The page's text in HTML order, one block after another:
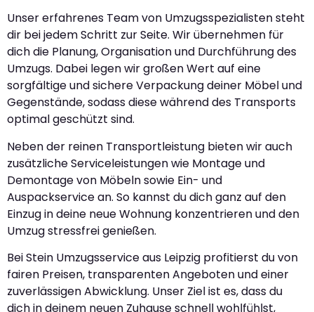
Unser erfahrenes Team von Umzugsspezialisten steht
dir bei jedem Schritt zur Seite. Wir übernehmen für
dich die Planung, Organisation und Durchführung des
Umzugs. Dabei legen wir großen Wert auf eine
sorgfältige und sichere Verpackung deiner Möbel und
Gegenstände, sodass diese während des Transports
optimal geschützt sind.
Neben der reinen Transportleistung bieten wir auch
zusätzliche Serviceleistungen wie Montage und
Demontage von Möbeln sowie Ein- und
Auspackservice an. So kannst du dich ganz auf den
Einzug in deine neue Wohnung konzentrieren und den
Umzug stressfrei genießen.
Bei Stein Umzugsservice aus Leipzig profitierst du von
fairen Preisen, transparenten Angeboten und einer
zuverlässigen Abwicklung. Unser Ziel ist es, dass du
dich in deinem neuen Zuhause schnell wohlfühlst,